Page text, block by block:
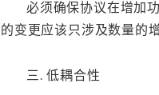
必须确保协议在增加
的变更应该只涉及数量的
三. 低耦合性